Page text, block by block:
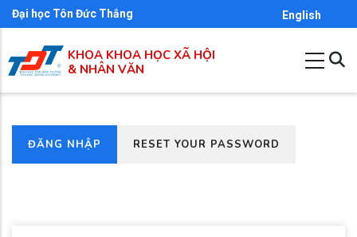
Nhảy
đến
nội
dung
Đại học Tôn Đức Thắng English
KHOA KHOA HỌC XÃ HỘI
& NHÂN VĂN
Primary
ĐĂNG NHẬP RESET YOUR PASSWORD